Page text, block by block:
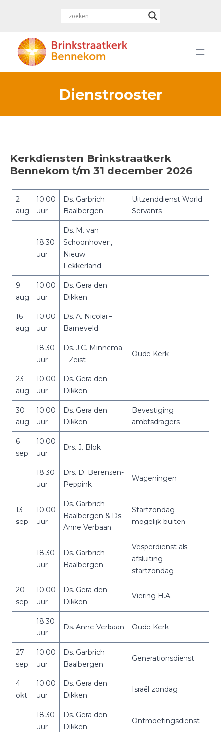
inhoud
Dienstrooster
Kerkdiensten Brinkstraatkerk
Bennekom t/m 31 december 2026
2
aug
10.00
uur
Ds. Garbrich
Baalbergen
Uitzenddienst World
Servants
18.30
uur
Ds. M. van
Schoonhoven,
Nieuw
Lekkerland
9
aug
10.00
uur
Ds. Gera den
Dikken
16
aug
10.00
uur
Ds. A. Nicolai –
Barneveld
18.30
uur
Ds. J.C. Minnema
– Zeist
Oude Kerk
23
aug
10.00
uur
Ds. Gera den
Dikken
30
aug
10.00
uur
Ds. Gera den
Dikken
Bevestiging
ambtsdragers
6
sep
10.00
uur
Drs. J. Blok
18.30
uur
Drs. D. Berensen-
Peppink
Wageningen
13
sep
10.00
uur
Ds. Garbrich
Baalbergen & Ds.
Anne Verbaan
Startzondag –
mogelijk buiten
18.30
uur
Ds. Garbrich
Baalbergen
Vesperdienst als
afsluiting
startzondag
20
sep
10.00
uur
Ds. Gera den
Dikken
Viering H.A.
18.30
uur
Ds. Anne Verbaan Oude Kerk
27
sep
10.00
uur
Ds. Garbrich
Baalbergen
Generationsdienst
4
okt
10.00
uur
Ds. Gera den
Dikken
Israël zondag
18.30
uur
Ds. Gera den
Dikken
Ontmoetingsdienst